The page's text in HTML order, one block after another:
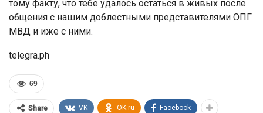
тому факту, что тебе удалось остаться в живых после
общения с нашим доблестными представителями ОПГ
МВД и иже с ними.
telegra.ph
69
Share VK OK.ru Facebook